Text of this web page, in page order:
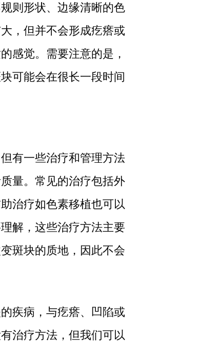
则形状、边缘清晰的色
，但并不会形成疙瘩或
感觉。需要注意的是，
可能会在很长一段时间
有一些治疗和管理方法
量。常见的治疗包括外
治疗如色素移植也可以
解，这些治疗方法主要
斑块的质地，因此不会
疾病，与疙瘩、凹陷或
治疗方法，但我们可以